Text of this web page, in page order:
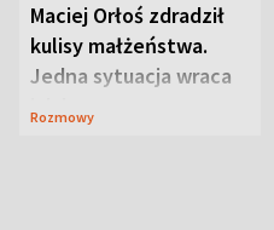
Maciej Orłoś zdradził
kulisy małżeństwa.
Jedna sytuacja wraca
jak bumerang
Rozmowy